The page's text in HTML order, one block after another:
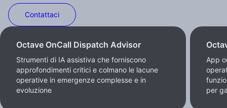
Contattaci
Octave OnCall Dispatch Advisor
Strumenti di IA assistiva che forniscono
approfondimenti critici e colmano le lacune
operative in emergenze complesse e in
evoluzione
App
per